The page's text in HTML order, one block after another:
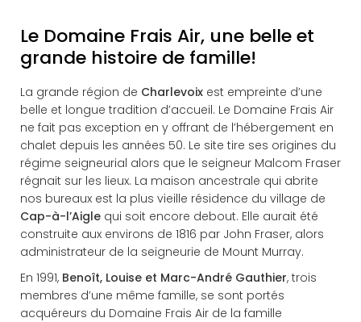
Le Domaine Frais Air, une belle et
grande histoire de famille!
La grande région de Charlevoix est empreinte d’une
belle et longue tradition d’accueil. Le Domaine Frais Air
ne fait pas exception en y offrant de l’hébergement en
chalet depuis les années 50. Le site tire ses origines du
régime seigneurial alors que le seigneur Malcom Fraser
régnait sur les lieux. La maison ancestrale qui abrite
nos bureaux est la plus vieille résidence du village de
Cap-à-l’Aigle qui soit encore debout. Elle aurait été
construite aux environs de 1816 par John Fraser, alors
administrateur de la seigneurie de Mount Murray.
En 1991, Benoît, Louise et Marc-André Gauthier, trois
membres d’une même famille, se sont portés
acquéreurs du Domaine Frais Air de la famille